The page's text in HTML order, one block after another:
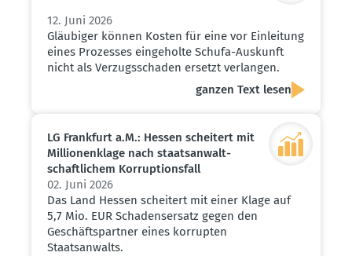
12. Juni 2026
Gläubiger können Kosten für eine vor Einleitung
eines Prozesses eingeholte Schufa-Auskunft
nicht als Verzugsschaden ersetzt verlangen.
ganzen Text lesen
LG Frankfurt a.M.: Hessen scheitert mit
Millio­nen­klage nach staats­an­walt­
schaft­lichem Korrup­ti­onsfall
02. Juni 2026
Das Land Hessen scheitert mit einer Klage auf
5,7 Mio. EUR Schadensersatz gegen den
Geschäftspartner eines korrupten
Staatsanwalts.